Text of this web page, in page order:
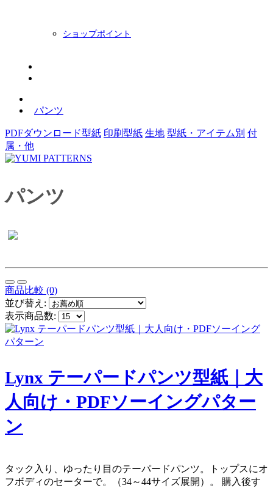
ショップポイント
パンツ
PDFダウンロード型紙 印刷型紙 生地 型紙・アイテム別 付
属・他
パンツ
商品比較 (0)
並び替え:
表示商品数:
Lynx テーパードパンツ型紙｜大
人向け・PDFソーイングパター
ン
タック入り、ゆったり目のテーパードパンツ。トップスにオ
フボディのセーターで。（34～44サイズ展開）。 購入後す